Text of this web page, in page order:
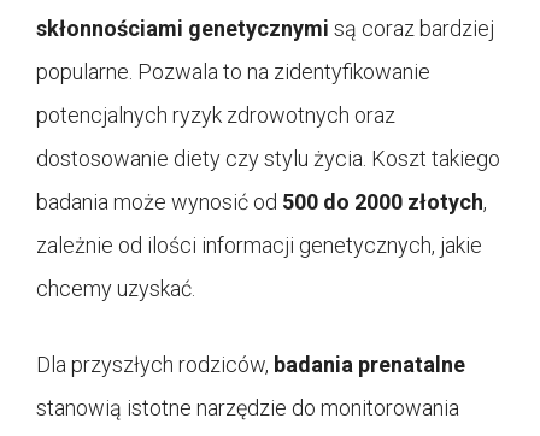
skłonnościami genetycznymi są coraz bardziej
popularne. Pozwala to na zidentyfikowanie
potencjalnych ryzyk zdrowotnych oraz
dostosowanie diety czy stylu życia. Koszt takiego
badania może wynosić od 500 do 2000 złotych,
zależnie od ilości informacji genetycznych, jakie
chcemy uzyskać.
Dla przyszłych rodziców, badania prenatalne
stanowią istotne narzędzie do monitorowania